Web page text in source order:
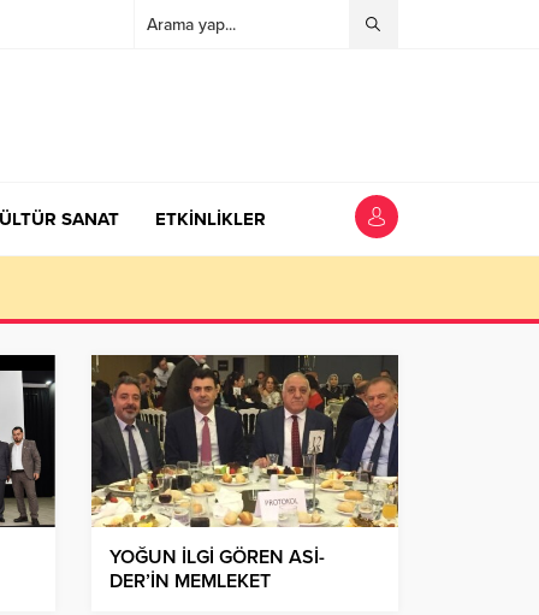
SANAT ETKİNLİKLER
YOĞUN İLGİ GÖREN ASİ-
DER’İN MEMLEKET